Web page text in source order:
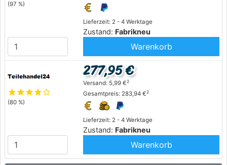
(97 %)
Lieferzeit: 2 - 4 Werktage
Zustand: Fabrikneu
Warenkorb
starstarstarstarstar_outline
(80 %)
Lieferzeit: 2 - 4 Werktage
Zustand: Fabrikneu
277,95 €
Versand: 5,99 €2
Gesamtpreis: 283,94 €2
Warenkorb